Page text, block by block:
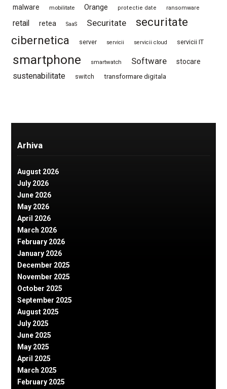
malware mobilitate Orange protectie date ransomware
retail retea SaaS Securitate
securitate
cibernetica
server servicii servicii cloud servicii IT
smartphone smartwatch Software stocare
sustenabilitate switch transformare digitala
Arhiva
August 2026
July 2026
June 2026
May 2026
April 2026
March 2026
February 2026
January 2026
December 2025
November 2025
October 2025
September 2025
August 2025
July 2025
June 2025
May 2025
April 2025
March 2025
February 2025